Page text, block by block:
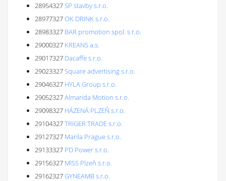
28954327SP stavby s.r.o.
28977327OK DRINK s.r.o.
28983327 BAR promotion spol. s r.o.
29000327 KREANS a.s.
29017327 Dacaffe s.r.o.
29023327Square advertising s.r.o.
29046327 HYLA Group s.r.o.
29052327Almarida Motion s.r.o.
29098327 HÁZENÁ PLZEŇ s.r.o.
29104327TRIGER TRADE s.r.o.
29127327 Marila Prague s.r.o.
29133327 PD Power s.r.o.
29156327 MISS Plzeň s.r.o.
29162327GYNEAMB s.r.o.